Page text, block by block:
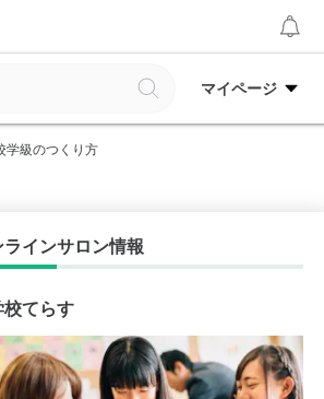
マイページ
学級のつくり方
ラインサロン情報
校てらす